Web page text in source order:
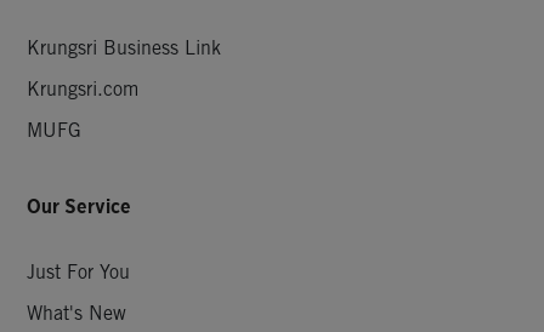
Krungsri Business Link
Krungsri.com
MUFG
Our Service
Just For You
What's New